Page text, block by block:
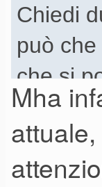
Altri?
Chiedi
può
che si
Mha